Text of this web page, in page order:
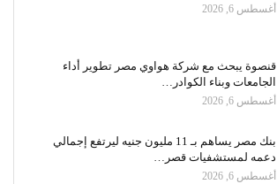
أغسطس 6, 2026
قنصوة يبحث مع شركة هواوي مصر تطوير أداء
الجامعات وبناء الكوادر…
أغسطس 6, 2026
بنك مصر يساهم بـ 11 مليون جنيه ليرتفع إجمالي
دعمه لمستشفيات قصر…
أغسطس 6, 2026